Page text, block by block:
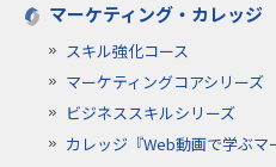
マーケティング・カレッジ
スキル強化コース
マーケティングコアシリーズ
ビジネススキルシリーズ
カレッジ『Web動画で学ぶマ